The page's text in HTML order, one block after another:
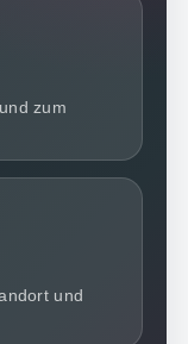
zum
und